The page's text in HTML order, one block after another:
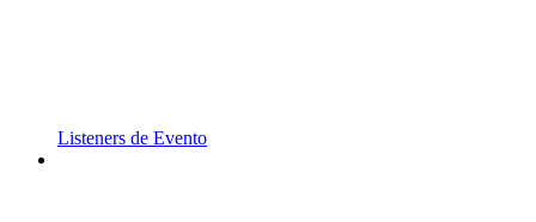
Listeners de Evento